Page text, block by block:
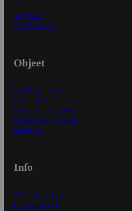
Myymälät
Asiakaspalvelu
Ohjeet
Ensitilaajan ohjeet
Näin maksat
Näin tilaat ja muokkaat
Kaikki ohjeet ja vinkit
In English
Info
S-Business yrityksille
Oiva-raportit